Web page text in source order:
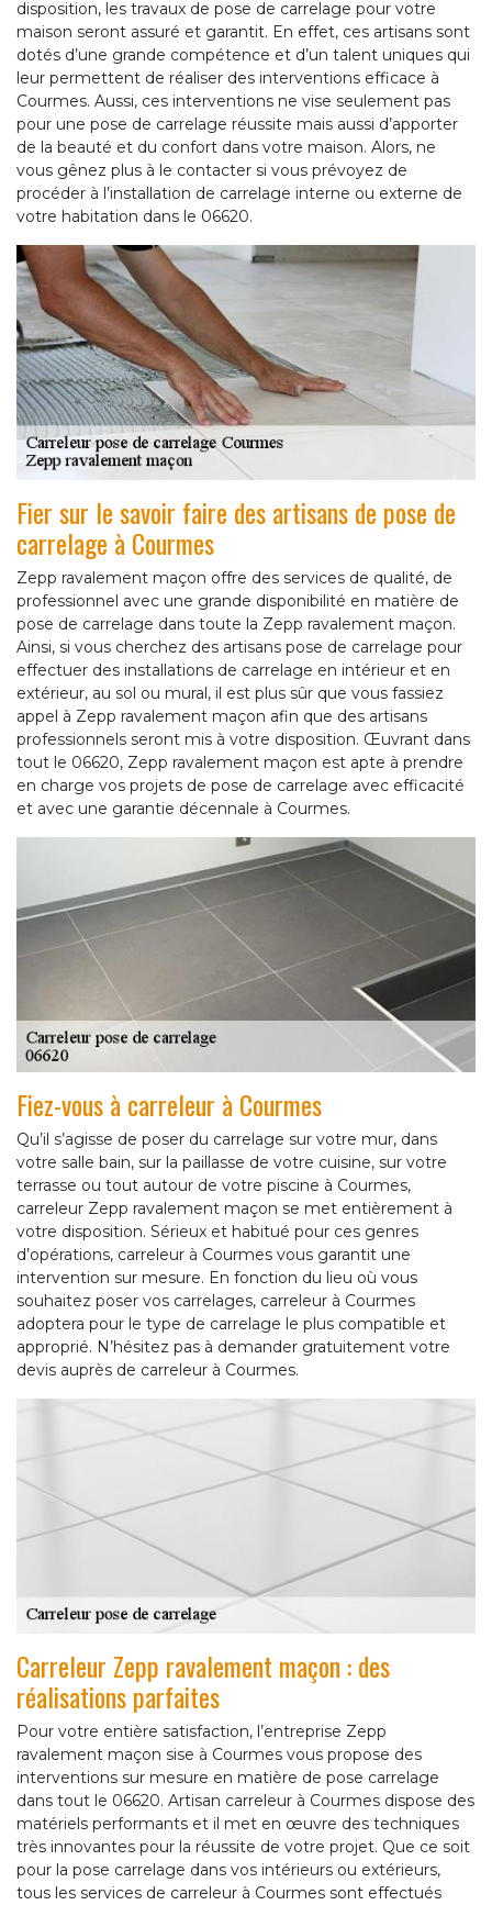
disposition, les travaux de pose de carrelage pour votre
maison seront assuré et garantit. En effet, ces artisans sont
dotés d’une grande compétence et d’un talent uniques qui
leur permettent de réaliser des interventions efficace à
Courmes. Aussi, ces interventions ne vise seulement pas
pour une pose de carrelage réussite mais aussi d’apporter
de la beauté et du confort dans votre maison. Alors, ne
vous gênez plus à le contacter si vous prévoyez de
procéder à l’installation de carrelage interne ou externe de
votre habitation dans le 06620.
Fier sur le savoir faire des artisans de pose de
carrelage à Courmes
Zepp ravalement maçon offre des services de qualité, de
professionnel avec une grande disponibilité en matière de
pose de carrelage dans toute la Zepp ravalement maçon.
Ainsi, si vous cherchez des artisans pose de carrelage pour
effectuer des installations de carrelage en intérieur et en
extérieur, au sol ou mural, il est plus sûr que vous fassiez
appel à Zepp ravalement maçon afin que des artisans
professionnels seront mis à votre disposition. Œuvrant dans
tout le 06620, Zepp ravalement maçon est apte à prendre
en charge vos projets de pose de carrelage avec efficacité
et avec une garantie décennale à Courmes.
Fiez-vous à carreleur à Courmes
Qu’il s’agisse de poser du carrelage sur votre mur, dans
votre salle bain, sur la paillasse de votre cuisine, sur votre
terrasse ou tout autour de votre piscine à Courmes,
carreleur Zepp ravalement maçon se met entièrement à
votre disposition. Sérieux et habitué pour ces genres
d’opérations, carreleur à Courmes vous garantit une
intervention sur mesure. En fonction du lieu où vous
souhaitez poser vos carrelages, carreleur à Courmes
adoptera pour le type de carrelage le plus compatible et
approprié. N’hésitez pas à demander gratuitement votre
devis auprès de carreleur à Courmes.
Carreleur Zepp ravalement maçon : des
réalisations parfaites
Pour votre entière satisfaction, l’entreprise Zepp
ravalement maçon sise à Courmes vous propose des
interventions sur mesure en matière de pose carrelage
dans tout le 06620. Artisan carreleur à Courmes dispose des
matériels performants et il met en œuvre des techniques
très innovantes pour la réussite de votre projet. Que ce soit
pour la pose carrelage dans vos intérieurs ou extérieurs,
tous les services de carreleur à Courmes sont effectués